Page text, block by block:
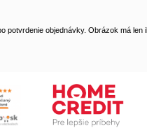
potvrdenie objednávky. Obrázok má len